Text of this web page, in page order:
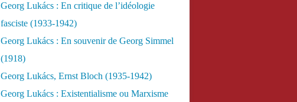
Georg Lukács : En critique de l’idéologie
fasciste (1933-1942)
Georg Lukács : En souvenir de Georg Simmel
(1918)
Georg Lukács, Ernst Bloch (1935-1942)
Georg Lukács : Existentialisme ou Marxisme